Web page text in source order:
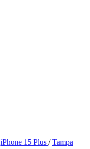
iPhone 15 Plus / Tampa